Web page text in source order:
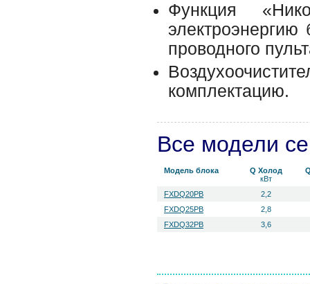
Функция
проводного
комплектацию.
Все модели
Модель блока
Q Холод
кВт
FXDQ20PB
2,2
FXDQ25PB
2,8
FXDQ32PB
3,6